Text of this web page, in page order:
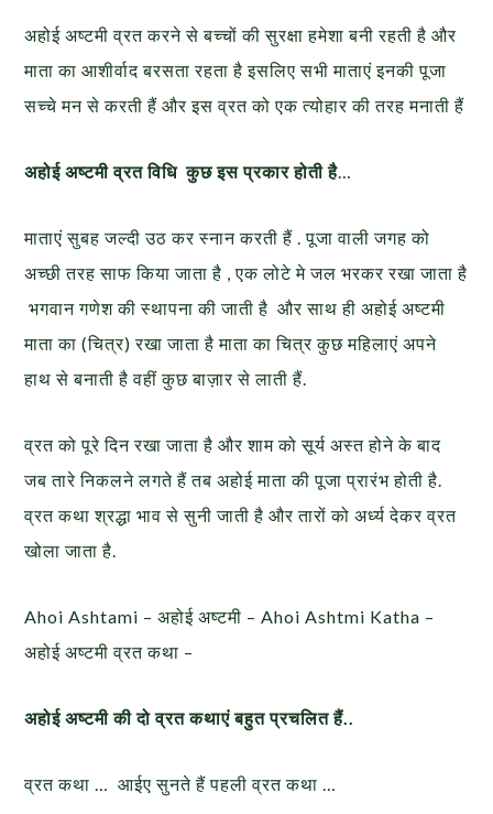
अहोई अष्टमी व्रत करने से बच्चों की सुरक्षा हमेशा बनी रहती है और
माता का आशीर्वाद बरसता रहता है इसलिए सभी माताएं इनकी पूजा
सच्चे मन से करती हैं और इस व्रत को एक त्योहार की तरह मनाती हैं
अहोई अष्टमी व्रत विधि कुछ इस प्रकार होती है…
माताएं सुबह जल्दी उठ कर स्नान करती हैं . पूजा वाली जगह को
अच्छी तरह साफ किया जाता है , एक लोटे मे जल भरकर रखा जाता है
भगवान गणेश की स्थापना की जाती है और साथ ही अहोई अष्टमी
माता का (चित्र) रखा जाता है माता का चित्र कुछ महिलाएं अपने
हाथ से बनाती है वहीं कुछ बाज़ार से लाती हैं.
व्रत को पूरे दिन रखा जाता है और शाम को सूर्य अस्त होने के बाद
जब तारे निकलने लगते हैं तब अहोई माता की पूजा प्रारंभ होती है.
व्रत कथा श्रद्धा भाव से सुनी जाती है और तारों को अर्ध्य देकर व्रत
खोला जाता है.
Ahoi Ashtami – अहोई अष्टमी – Ahoi Ashtmi Katha –
अहोई अष्टमी व्रत कथा –
अहोई अष्टमी की दो व्रत कथाएं बहुत प्रचलित हैं..
व्रत कथा … आईए सुनते हैं पहली व्रत कथा …